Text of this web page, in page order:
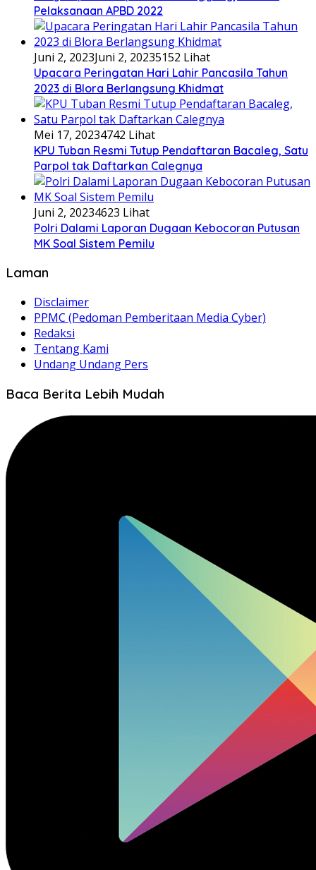
Pelaksanaan APBD 2022
Juni 2, 2023Juni 2, 20235152 Lihat
Upacara Peringatan Hari Lahir Pancasila Tahun
2023 di Blora Berlangsung Khidmat
Mei 17, 20234742 Lihat
KPU Tuban Resmi Tutup Pendaftaran Bacaleg, Satu
Parpol tak Daftarkan Calegnya
Juni 2, 20234623 Lihat
Polri Dalami Laporan Dugaan Kebocoran Putusan
MK Soal Sistem Pemilu
Laman
Disclaimer
PPMC (Pedoman Pemberitaan Media Cyber)
Redaksi
Tentang Kami
Undang Undang Pers
Baca Berita Lebih Mudah